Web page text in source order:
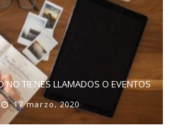
NO TIENES LLAMADOS O EVENTOS
17 marzo, 2020